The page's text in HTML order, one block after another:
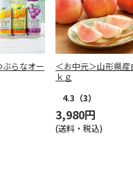
らなオー
＜お中元＞山形県産
ｋｇ
4.3 （3）
3,980円
(送料・税込)